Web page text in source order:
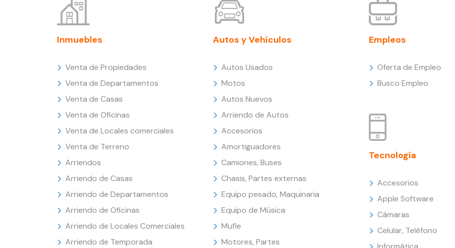
Inmuebles
Venta de Propiedades
Venta de Departamentos
Venta de Casas
Venta de Oficinas
Venta de Locales comerciales
Venta de Terreno
Arriendos
Arriendo de Casas
Arriendo de Departamentos
Arriendo de Oficinas
Arriendo de Locales Comerciales
Arriendo de Temporada
Autos y Vehículos
Autos Usados
Motos
Autos Nuevos
Arriendo de Autos
Accesorios
Amortiguadores
Camiones, Buses
Chasis, Partes externas
Equipo pesado, Maquinaria
Equipo de Música
Mufle
Motores, Partes
Empleos
Oferta de Empleo
Busco Empleo
Tecnología
Accesorios
Apple Software
Cámaras
Celular, Teléfono